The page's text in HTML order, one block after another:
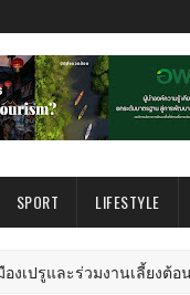
SPORT LIFESTYLE
ร่วมงานเลี้ยงต้อนรับ